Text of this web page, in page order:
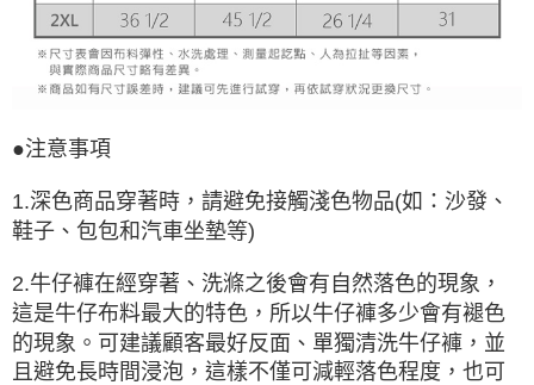
●注意事項
1.深色商品穿著時，請避免接觸淺色物品(如：沙發、
鞋子、包包和汽車坐墊等)
2.牛仔褲在經穿著、洗滌之後會有自然落色的現象，
這是牛仔布料最大的特色，所以牛仔褲多少會有褪色
的現象。可建議顧客最好反面、單獨清洗牛仔褲，並
且避免長時間浸泡，這樣不僅可減輕落色程度，也可